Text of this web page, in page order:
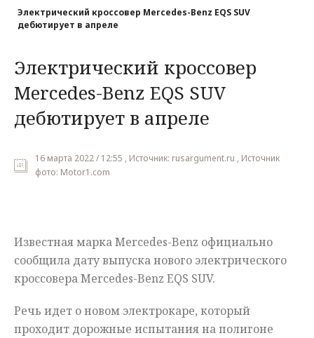
Финансы
Наука
Культура
Общество
Мнения
Электрический кроссовер Mercedes-Benz EQS SUV
дебютирует в апреле
Электрический кроссовер
Mercedes-Benz EQS SUV
дебютирует в апреле
16 марта 2022 / 12:55 , Источник: rusargument.ru , Источник
фото: Motor1.com
Известная марка Mercedes-Benz официально
сообщила дату выпуска нового электрического
кроссовера Mercedes-Benz EQS SUV.
Речь идет о новом электрокаре, который
проходит дорожные испытания на полигоне